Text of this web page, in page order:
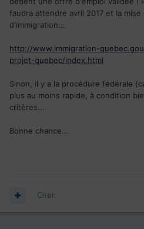
faudra attendre avril 2017 et la
d'immigration...
http://www.immigration-
projet-quebec/index.html
Sinon, il y a la procédure fédérale
plus au moins rapide, à condition
critères...
Bonne chance...
Citer